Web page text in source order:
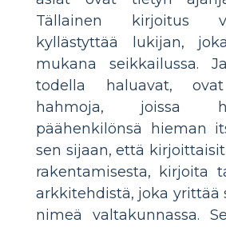
Tällainen kirjoitus
kyllästyttää lukijan,
mukana seikkailussa.
todella haluavat,
hahmoja, joissa
päähenkilönsä hieman
sen sijaan, että
rakentamisesta, kirjoita
arkkitehdistä, joka yrittää
nimeä valtakunnassa.